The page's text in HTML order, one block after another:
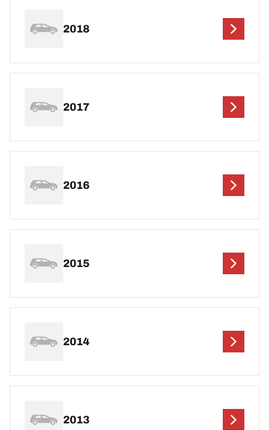
2018
2017
2016
2015
2014
2013